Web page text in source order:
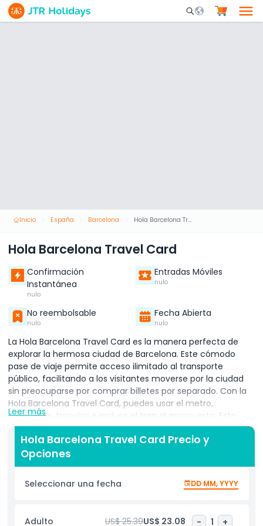
Mobile Search
Inicio España Barcelona Hola Barcelona Travel Card
Hola Barcelona Travel Card
Confirmación
Instantánea
nulo
Entradas Móviles
nulo
No reembolsable
nulo
Fecha Abierta
nulo
La Hola Barcelona Travel Card es la manera perfecta de
explorar la hermosa ciudad de Barcelona. Este cómodo
pase de viaje permite acceso ilimitado al transporte
público, facilitando a los visitantes moverse por la ciudad
sin preocuparse por comprar billetes por separado. Con la
Hola Barcelona Travel Card, puedes usar el metro,
autobuses, tranvías e incluso el tren al aeropuerto. Esto
significa que puedes visitar todas las principales
atracciones, como La Sagrada Familia, Park Güell y el Barrio
Gótico, sin ninguna dificultad. Ya sea que te quedes dos,
tres, cuatro o cinco días, hay una tarjeta que se adapta a
tus necesidades de viaje. La Hola Barcelona Travel Card
también es una excelente manera de ahorrar dinero. En
viajar tanto como quieras por un precio fijo. Esto la
Leer más
Hola Barcelona Travel Card Precio y
Opciones
Seleccionar una fecha DD MM, YYYY
Adulto US$ 25.39US$ 23.08 - 1 +